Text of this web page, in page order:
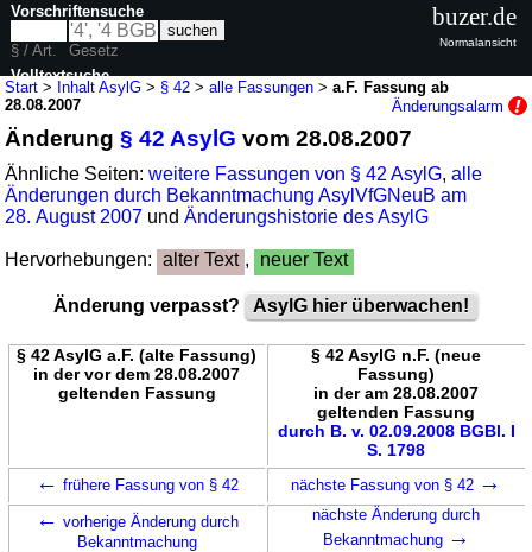
Start > Inhalt AsylG > § 42 >alle Fassungen >a.F. Fassung ab
28.08.2007
Änderungsalarm
Änderung§ 42 AsylG vom 28.08.2007
Ähnliche Seiten:weitere Fassungen von § 42 AsylG,alle
Änderungen durch Bekanntmachung AsylVfGNeuB am
28. August 2007 undÄnderungshistorie des AsylG
Hervorhebungen: alter Text , neuer Text
Änderung verpasst? AsylG hier überwachen!
§ 42 AsylG a.F. (alte Fassung)
in der vor dem 28.08.2007
geltenden Fassung
§ 42 AsylG n.F. (neue
Fassung)
in der am 28.08.2007
geltenden Fassung
durch B. v. 02.09.2008 BGBl. I
S. 1798
← frühere Fassung von § 42 nächste Fassung von § 42 →
← vorherige Änderung durch
Bekanntmachung
nächste Änderung durch
Bekanntmachung →
Vorschriftensuche
§ / Art.
Gesetz
Volltextsuche
buzer.de
Normalansicht